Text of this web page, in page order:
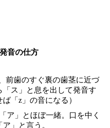
発音の仕方
前歯のすぐ裏の歯茎に近づ
「ス」と息を出して発音す
「z」の音になる）
ア」とほぼ一緒。口を中く
」と言う。